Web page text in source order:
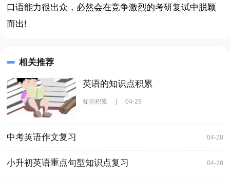
口语能力很出众，必然会在竞争激烈的考研复试中脱颖
而出!
相关推荐
英语的知识点积累
知识积累 04-29
中考英语作文复习 04-28
小升初英语重点句型知识点复习 04-28